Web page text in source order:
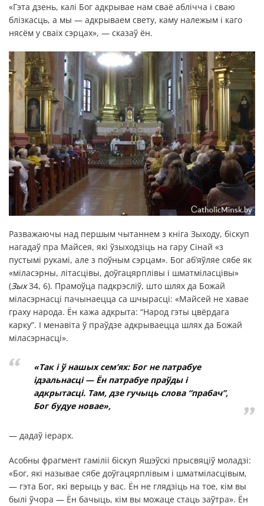
«Гэта дзень, калі Бог адкрывае нам сваё аблічча і сваю
блізкасць, а мы — адкрываем свету, каму належым і каго
нясём у сваіх сэрцах», — сказаў ён.
Разважаючы над першым чытаннем з кніга Зыходу, біскуп
нагадаў пра Майсея, які ўзыходзіць на гару Сінай «з
пустымі рукамі, але з поўным сэрцам». Бог аб’яўляе сябе як
«міласэрны, літасцівы, доўгацярплівы і шматміласцівы»
(Зых34, 6). Прамоўца падкрэсліў, што шлях да Божай
міласэрнасці пачынаецца са шчырасці: «Майсей не хавае
граху народа. Ён кажа адкрыта: “Народ гэты цвёрдага
карку”. І менавіта ў праўдзе адкрываецца шлях да Божай
міласэрнасці».
«Так і ў нашых сем’ях: Бог не патрабуе
ідэальнасці — Ён патрабуе праўды і
адкрытасці. Там, дзе гучыць слова “прабач”,
Бог будуе новае»,
— дадаў іерарх.
Асобны фрагмент гаміліі біскуп Яшэўскі прысвяціў моладзі:
«Бог, які называе сябе доўгацярплівым і шматміласцівым,
— гэта Бог, які верыць у вас. Ён не глядзіць на тое, кім вы
былі ўчора — Ён бачыць, кім вы можаце стаць заўтра». Ён